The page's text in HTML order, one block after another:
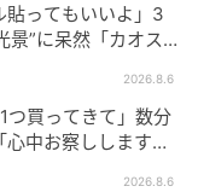
貼ってもいいよ」3
”に呆然「カオス
2026.8.6
つ買ってきて」数分
中お察しします」
2026.8.6